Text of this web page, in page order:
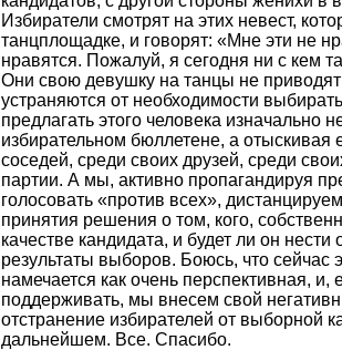
Избиратели смотрят на этих невест,
танцплощадке, и говорят: «Мне эти не
нравятся. Пожалуй, я сегодня ни с кем
Они свою девушку на танцы не
устраняются от необходимости
предлагать этого человека изначально
избирательном бюллетене, а отыскивая
соседей, среди своих друзей, среди
партии. А мы, активно пропагандируя
голосовать «против всех»,
принятия решения о том, кого,
качестве кандидата, и будет ли он нести
результаты выборов. Боюсь, что сейчас
намечается как очень перспективная,
поддерживать, мы внесем свой
отстранение избирателей от выборной
дальнейшем. Все. Спасибо.